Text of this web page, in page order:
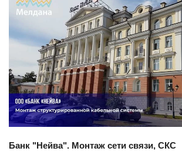
Смотреть проект
Банк "Нейва". Монтаж сети связи, СКС